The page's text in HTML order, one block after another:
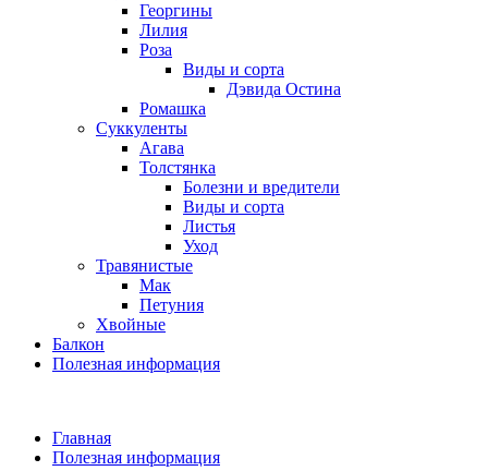
Георгины
Лилия
Роза
Виды и сорта
Дэвида Остина
Ромашка
Суккуленты
Агава
Толстянка
Болезни и вредители
Виды и сорта
Листья
Уход
Травянистые
Мак
Петуния
Хвойные
Балкон
Полезная информация
Главная
Полезная информация